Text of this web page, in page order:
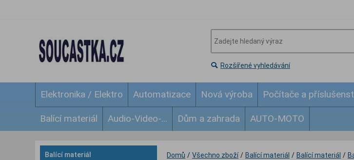
Rozšířené vyhledávání
Elektronika / Elektro Automatizace Nová výroba Počítače a
Balící materiál Audio-Video-... Dům a zahrada AUTO-MOTO
Balící materiál Domů / Všechno zboží / Balící materiál / Balící materiál /